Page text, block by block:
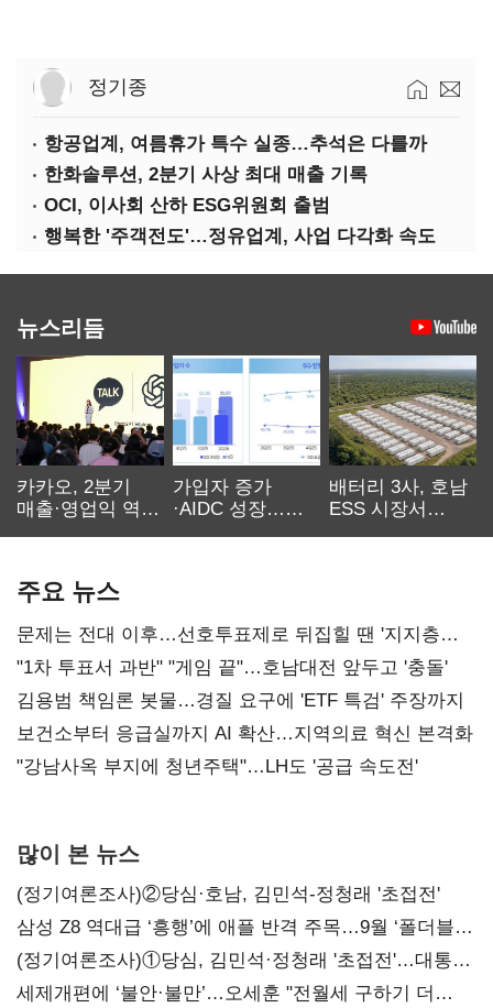
정기종
항공업계, 여름휴가 특수 실종…추석은 다를까
한화솔루션, 2분기 사상 최대 매출 기록
OCI, 이사회 산하 ESG위원회 출범
행복한 '주객전도'…정유업계, 사업 다각화 속도
뉴스리듬
카카오, 2분기
매출·영업익 역대
가입자 증가
·AIDC 성장…
배터리 3사, 호남
ESS 시장서
주요 뉴스
문제는 전대 이후…선호투표제로 뒤집힐 땐 '지지층
불복'
"1차 투표서 과반" "게임 끝"…호남대전 앞두고 '충돌'
김용범 책임론 봇물…경질 요구에 'ETF 특검' 주장까지
보건소부터 응급실까지 AI 확산…지역의료 혁신 본격화
"강남사옥 부지에 청년주택"…LH도 '공급 속도전'
많이 본 뉴스
(정기여론조사)②당심·호남, 김민석-정청래 '초접전'
삼성 Z8 역대급 ‘흥행’에 애플 반격 주목…9월 ‘폴더블
대전’
(정기여론조사)①당심, 김민석·정청래 '초접전'…대통령
지지도 '50% 아래로'(종합)
세제개편에 ‘불안·불만’…오세훈 "전월세 구하기 더